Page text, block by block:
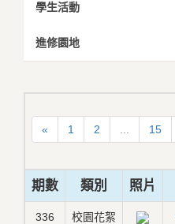
學生活動
進修園地
« 1 2 15
期數 類別 照片
336 校園花絮